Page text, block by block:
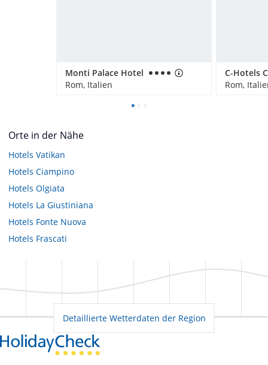
Monti Palace Hotel
Rom, Italien
Rom,
Orte in der Nähe
Hotels Vatikan
Hotels Ciampino
Hotels Olgiata
Hotels La Giustiniana
Hotels Fonte Nuova
Hotels Frascati
Detaillierte Wetterdaten der Region